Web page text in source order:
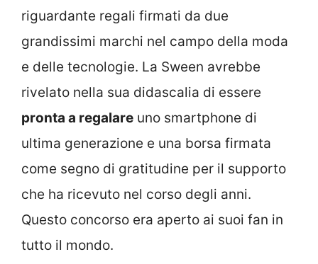
riguardante regali firmati da due
grandissimi marchi nel campo della moda
e delle tecnologie. La Sween avrebbe
rivelato nella sua didascalia di essere
pronta a regalare uno smartphone di
ultima generazione e una borsa firmata
come segno di gratitudine per il supporto
che ha ricevuto nel corso degli anni.
Questo concorso era aperto ai suoi fan in
tutto il mondo.